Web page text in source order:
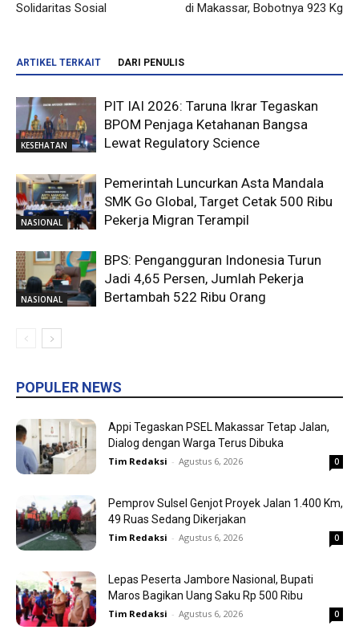
Solidaritas Sosial
di Makassar, Bobotnya 923 Kg
ARTIKEL TERKAIT DARI PENULIS
KESEHATAN
PIT IAI 2026: Taruna Ikrar Tegaskan
BPOM Penjaga Ketahanan Bangsa
Lewat Regulatory Science
NASIONAL
Pemerintah Luncurkan Asta Mandala
SMK Go Global, Target Cetak 500 Ribu
Pekerja Migran Terampil
NASIONAL
BPS: Pengangguran Indonesia Turun
Jadi 4,65 Persen, Jumlah Pekerja
Bertambah 522 Ribu Orang
POPULER NEWS
Appi Tegaskan PSEL Makassar Tetap Jalan,
Dialog dengan Warga Terus Dibuka
Tim Redaksi - Agustus 6, 2026 0
Pemprov Sulsel Genjot Proyek Jalan 1.400 Km,
49 Ruas Sedang Dikerjakan
Tim Redaksi - Agustus 6, 2026 0
Lepas Peserta Jambore Nasional, Bupati
Maros Bagikan Uang Saku Rp 500 Ribu
Tim Redaksi - Agustus 6, 2026 0